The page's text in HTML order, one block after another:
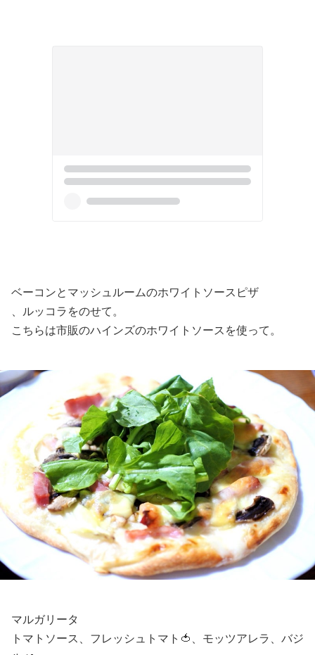
ベーコンとマッシュルームのホワイトソースピザ
、ルッコラをのせて。
こちらは市販のハインズのホワイトソースを使って。
マルガリータ
トマトソース、フレッシュトマト🍅、モッツアレラ、バジ